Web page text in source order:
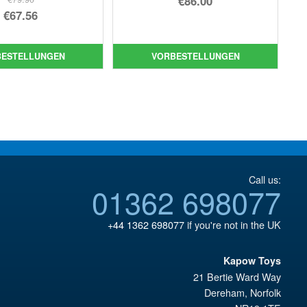
Ursprünglicher
war:
€79.90
€67.56
Preis
ist:
€98.34
ist:
€86.00.
VORBESTELLUNGEN
Call us:
01362 698077
+44 1362 698077if you're not in the UK
Kapow Toys
21 Bertie Ward Way
Dereham, Norfolk